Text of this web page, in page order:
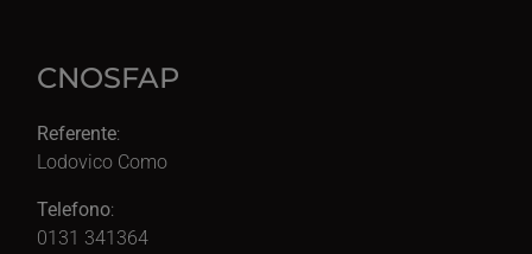
CNOSFAP
Referente:
Lodovico Como
Telefono:
0131 341364